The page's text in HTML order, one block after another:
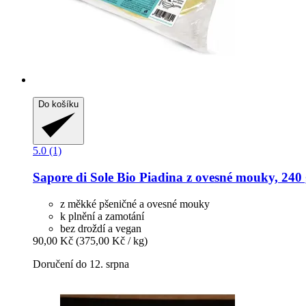
Do košíku
5.0 (1)
Sapore di Sole Bio Piadina z ovesné mouky, 240
z měkké pšeničné a ovesné mouky
k plnění a zamotání
bez droždí a vegan
90,00 Kč (375,00 Kč / kg)
Doručení do 12. srpna